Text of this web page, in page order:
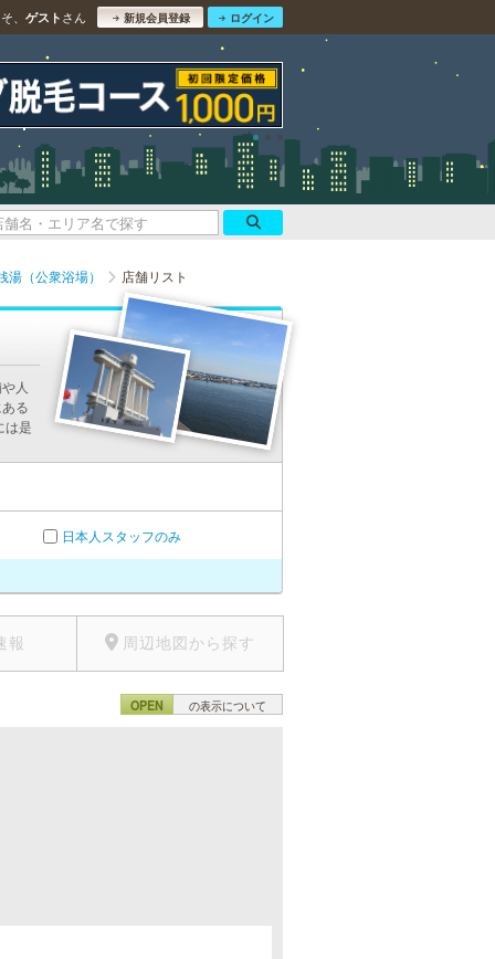
、 ゲスト さん 新規会員登録 ログイン
湯（公衆浴場） 店舗リスト
人
る
は是
日本人スタッフのみ
報 周辺地図から探す
OPEN の表示について